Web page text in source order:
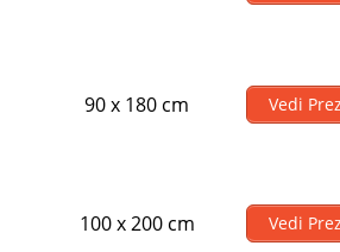
90 x 180 cm Vedi
100 x 200 cm Vedi